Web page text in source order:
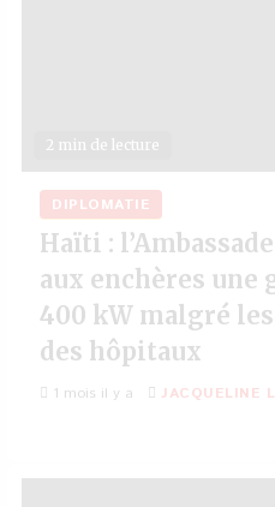
2 min de lecture
DIPLOMATIE
Haïti :
aux enchères une
400 kW malgré
des hôpitaux
1 mois il y a JACQUELINE